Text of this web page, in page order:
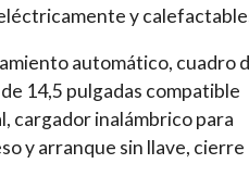
y
automático, cuadro
14,5 pulgadas compatible
cargador inalámbrico para
y arranque sin llave, cierre